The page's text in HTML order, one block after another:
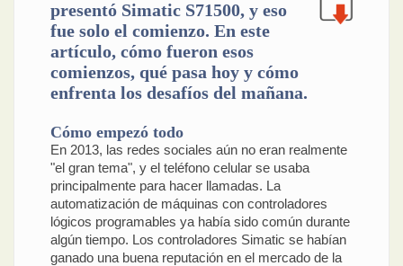
presentó Simatic S71500, y eso
fue solo el comienzo. En este
artículo, cómo fueron esos
comienzos, qué pasa hoy y cómo
enfrenta los desafíos del mañana.
Cómo empezó todo
En 2013, las redes sociales aún no eran realmente
"el gran tema", y el teléfono celular se usaba
principalmente para hacer llamadas. La
automatización de máquinas con controladores
lógicos programables ya había sido común durante
algún tiempo. Los controladores Simatic se habían
ganado una buena reputación en el mercado de la